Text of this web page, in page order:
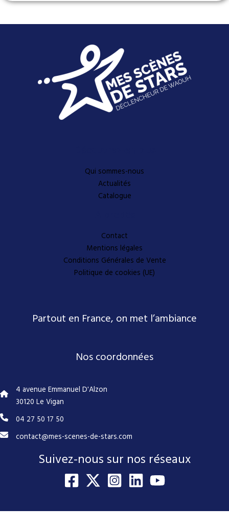
Qui sommes-nous
Actualités
Catalogue
Contact
Mentions légales
Conditions Générales de Vente
Politique de cookies (UE)
Partout en France, on met l’ambiance
Nos coordonnées
4 avenue Emmanuel D'Alzon
30120 Le Vigan
04 27 50 17 50
contact@mes-scenes-de-stars.com
Suivez-nous sur nos réseaux